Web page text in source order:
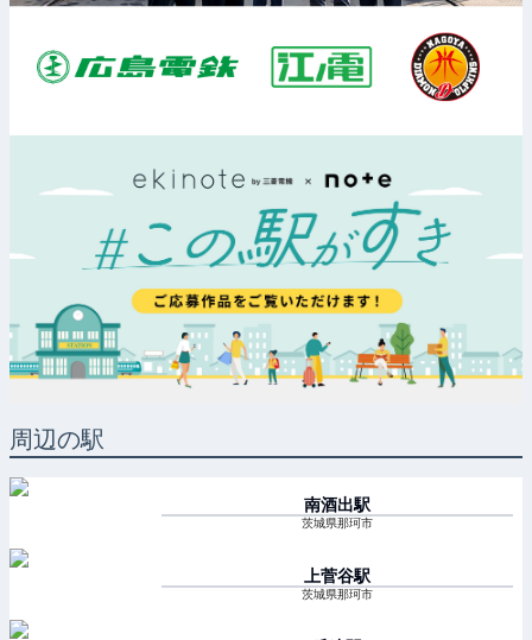
周辺の駅
南酒出駅
茨城県那珂市
上菅谷駅
茨城県那珂市